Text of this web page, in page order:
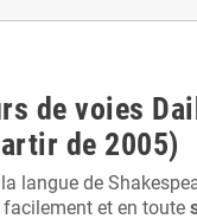
de voies
de 2005)
langue de
et en toute